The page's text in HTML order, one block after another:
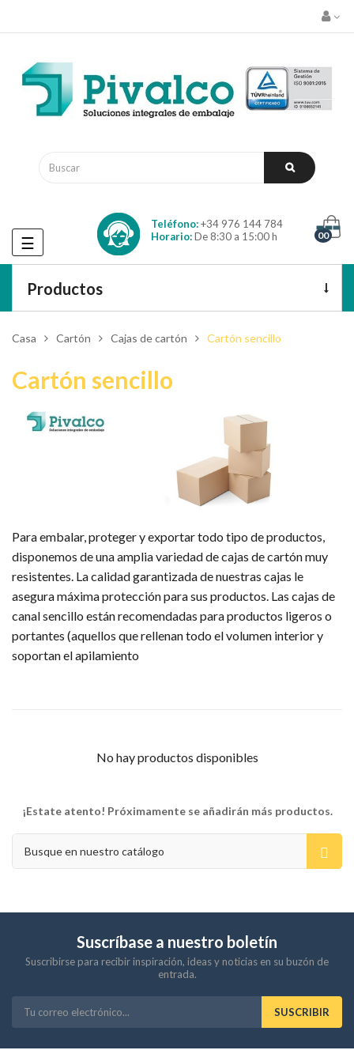
Teléfono:+34 976 144 784
Horario:De 8:30 a 15:00 h 00
Productos
Navegación
de
☰
Casa Cartón Cajas de cartón Cartón sencillo
Cartón sencillo
Para embalar, proteger y exportar todo tipo de productos,
disponemos de una amplia variedad de cajas de cartón muy
resistentes. La calidad garantizada de nuestras cajas le
asegura máxima protección para sus productos. Las cajas de
canal sencillo están recomendadas para productos ligeros o
portantes (aquellos que rellenan todo el volumen interior y
soportan el apilamiento
No hay productos disponibles
¡Estate atento! Próximamente se añadirán más productos.
Suscríbase a nuestro boletín
Suscribirse para recibir inspiración, ideas y noticias en su buzón de
entrada.
SUSCRIBIR